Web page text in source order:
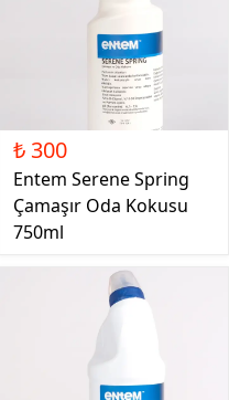
₺ 300
Entem Serene Spring
Çamaşır Oda Kokusu
750ml